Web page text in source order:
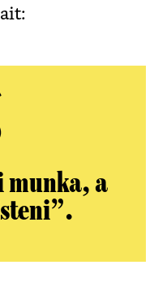
munka, a